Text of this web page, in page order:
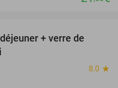
+ verre de
8.0 star